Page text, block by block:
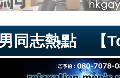
同志熱點 【